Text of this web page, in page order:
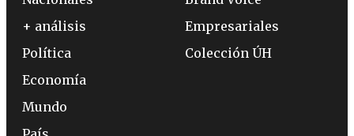
+ análisis
Política
Economía
Mundo
Empresariales
Colección ÚH